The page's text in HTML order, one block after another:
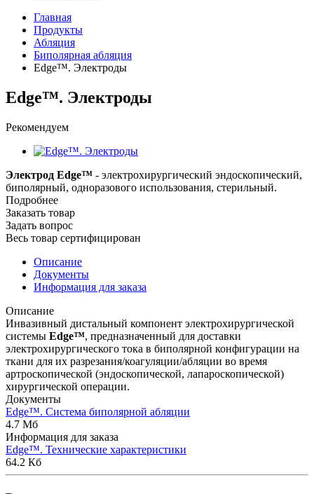
Главная
Продукты
Абляция
Биполярная абляция
Edge™. Электроды
Edge™. Электроды
Рекомендуем
Электрод Edge™ - электрохирургический эндоскопический,
биполярный, одноразового использования, стерильный.
Подробнее
Заказать товар
Задать вопрос
Весь товар сертифицирован
Описание
Документы
Информация для заказа
Описание
Инвазивный дистальный компонент электрохирургической
системы Edge™, предназначенный для доставки
электрохирургического тока в биполярной конфигурации на
ткани для их разрезания/коагуляции/абляции во время
артроскопической (эндоскопической, лапароскопической)
хирургической операции.
Документы
Edge™. Система биполярной абляции
4.7 Мб
Информация для заказа
Edge™. Технические характеристики
64.2 Кб